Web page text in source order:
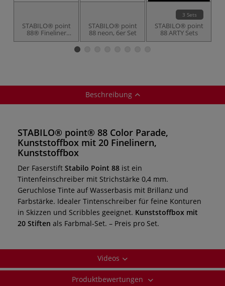
STABILO® point
88® Fineliner
15er-Set, inkl. 5
STABILO® point
88 neon, 6er Set
3 Sets
STABILO® point
88 ARTY Sets
Beschreibung
STABILO® point® 88 Color Parade,
Kunststoffbox mit 20 Finelinern,
Kunststoffbox
Der Faserstift Stabilo Point 88 ist ein
Tintenfeinschreiber mit Strichstärke 0,4 mm.
Geruchlose Tinte auf Wasserbasis mit Brillanz und
Farbstärke. Idealer Tintenschreiber für feine Konturen
in Skizzen und Scribbles geeignet. Kunststoffbox mit
20 Stiften als Farbmal-Set. – Preis pro Set.
Videos
Produktbewertungen